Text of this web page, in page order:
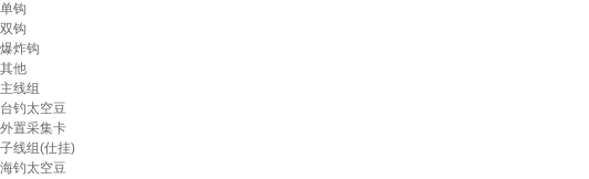
单钩
双钩
爆炸钩
其他
主线组
台钓太空豆
外置采集卡
子线组(仕挂)
海钓太空豆